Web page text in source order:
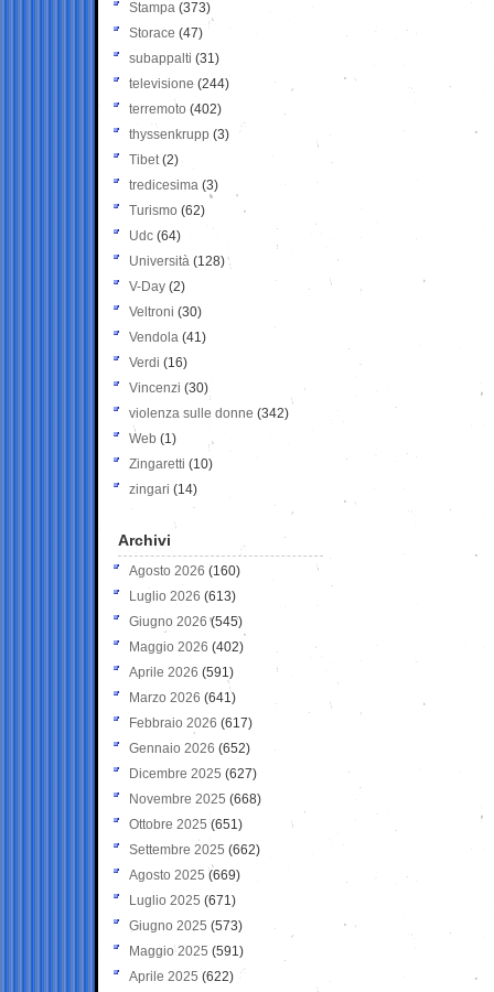
Stampa (373)
Storace (47)
subappalti (31)
televisione(244)
terremoto (402)
thyssenkrupp (3)
Tibet(2)
tredicesima (3)
Turismo (62)
Udc (64)
Università (128)
V-Day (2)
Veltroni (30)
Vendola (41)
Verdi (16)
Vincenzi (30)
violenza sulle donne (342)
Web (1)
Zingaretti (10)
zingari (14)
Archivi
Agosto 2026 (160)
Luglio 2026 (613)
Giugno 2026 (545)
Maggio 2026 (402)
Aprile 2026 (591)
Marzo 2026 (641)
Febbraio 2026 (617)
Gennaio 2026 (652)
Dicembre 2025 (627)
Novembre 2025 (668)
Ottobre 2025 (651)
Settembre 2025 (662)
Agosto 2025 (669)
Luglio 2025 (671)
Giugno 2025 (573)
Maggio 2025 (591)
Aprile 2025 (622)